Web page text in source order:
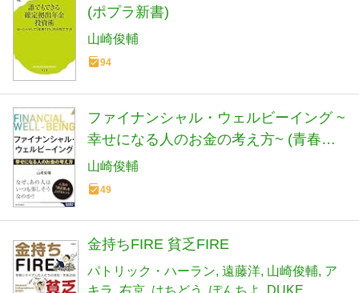
(ポプラ新書)
山崎俊輔
94
ファイナンシャル・ウェルビーイング ~
幸せになる人のお金の考え方~ (青春新
書インテリジェンス PI 674)
山崎俊輔
49
金持ちFIRE 貧乏FIRE
パトリック・ハーラン 遠藤洋 山崎俊輔 ア
キラ 右京 はちどう ぽんちよ
DUKE。